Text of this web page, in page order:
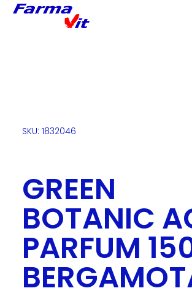
Nota:
accesibilidad.
SKU: 1832046
GREEN
BOTANIC
PARFUM